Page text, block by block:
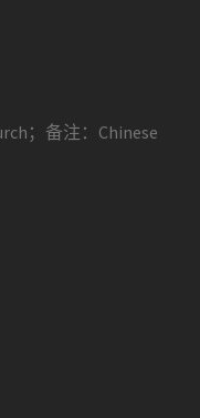
；备注：Chinese